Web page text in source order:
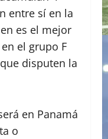
entre sí en la
es el mejor
el grupo F
disputen la
en Panamá
o